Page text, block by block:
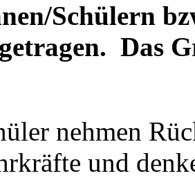
Schülern
Das
nehmen
und